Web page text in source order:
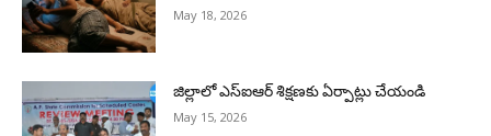
May 18, 2026
జిల్లాలో ఎస్ఐఆర్ శిక్షణకు ఏర్పాట్లు చేయండి
May 15, 2026